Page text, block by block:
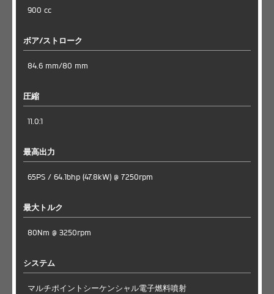
900 cc
ボア/ストローク
84.6 mm/80 mm
圧縮
11.0:1
最高出力
65PS / 64.1bhp (47.8kW) @ 7250rpm
最大トルク
80Nm @ 3250rpm
システム
マルチポイントシーケンシャル電子燃料噴射